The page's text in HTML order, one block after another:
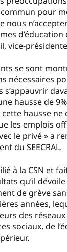
pour
nous
d’éducation
vice-présidente
se sont
nécessaires
s’appauvrir
hausse de
hausse ne
les emplois
le privé » a
du SEECRAL.
à la CSN et
qu’il
de grève
années,
des
sociaux, de